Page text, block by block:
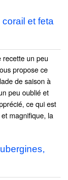
et feta
recette un peu
propose ce
de saison à
peu oublié et
ce qui est
magnifique, la